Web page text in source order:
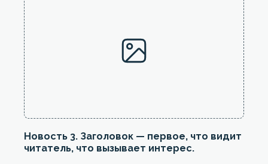
Новость 3. Заголовок — первое, что видит
читатель, что вызывает интерес.